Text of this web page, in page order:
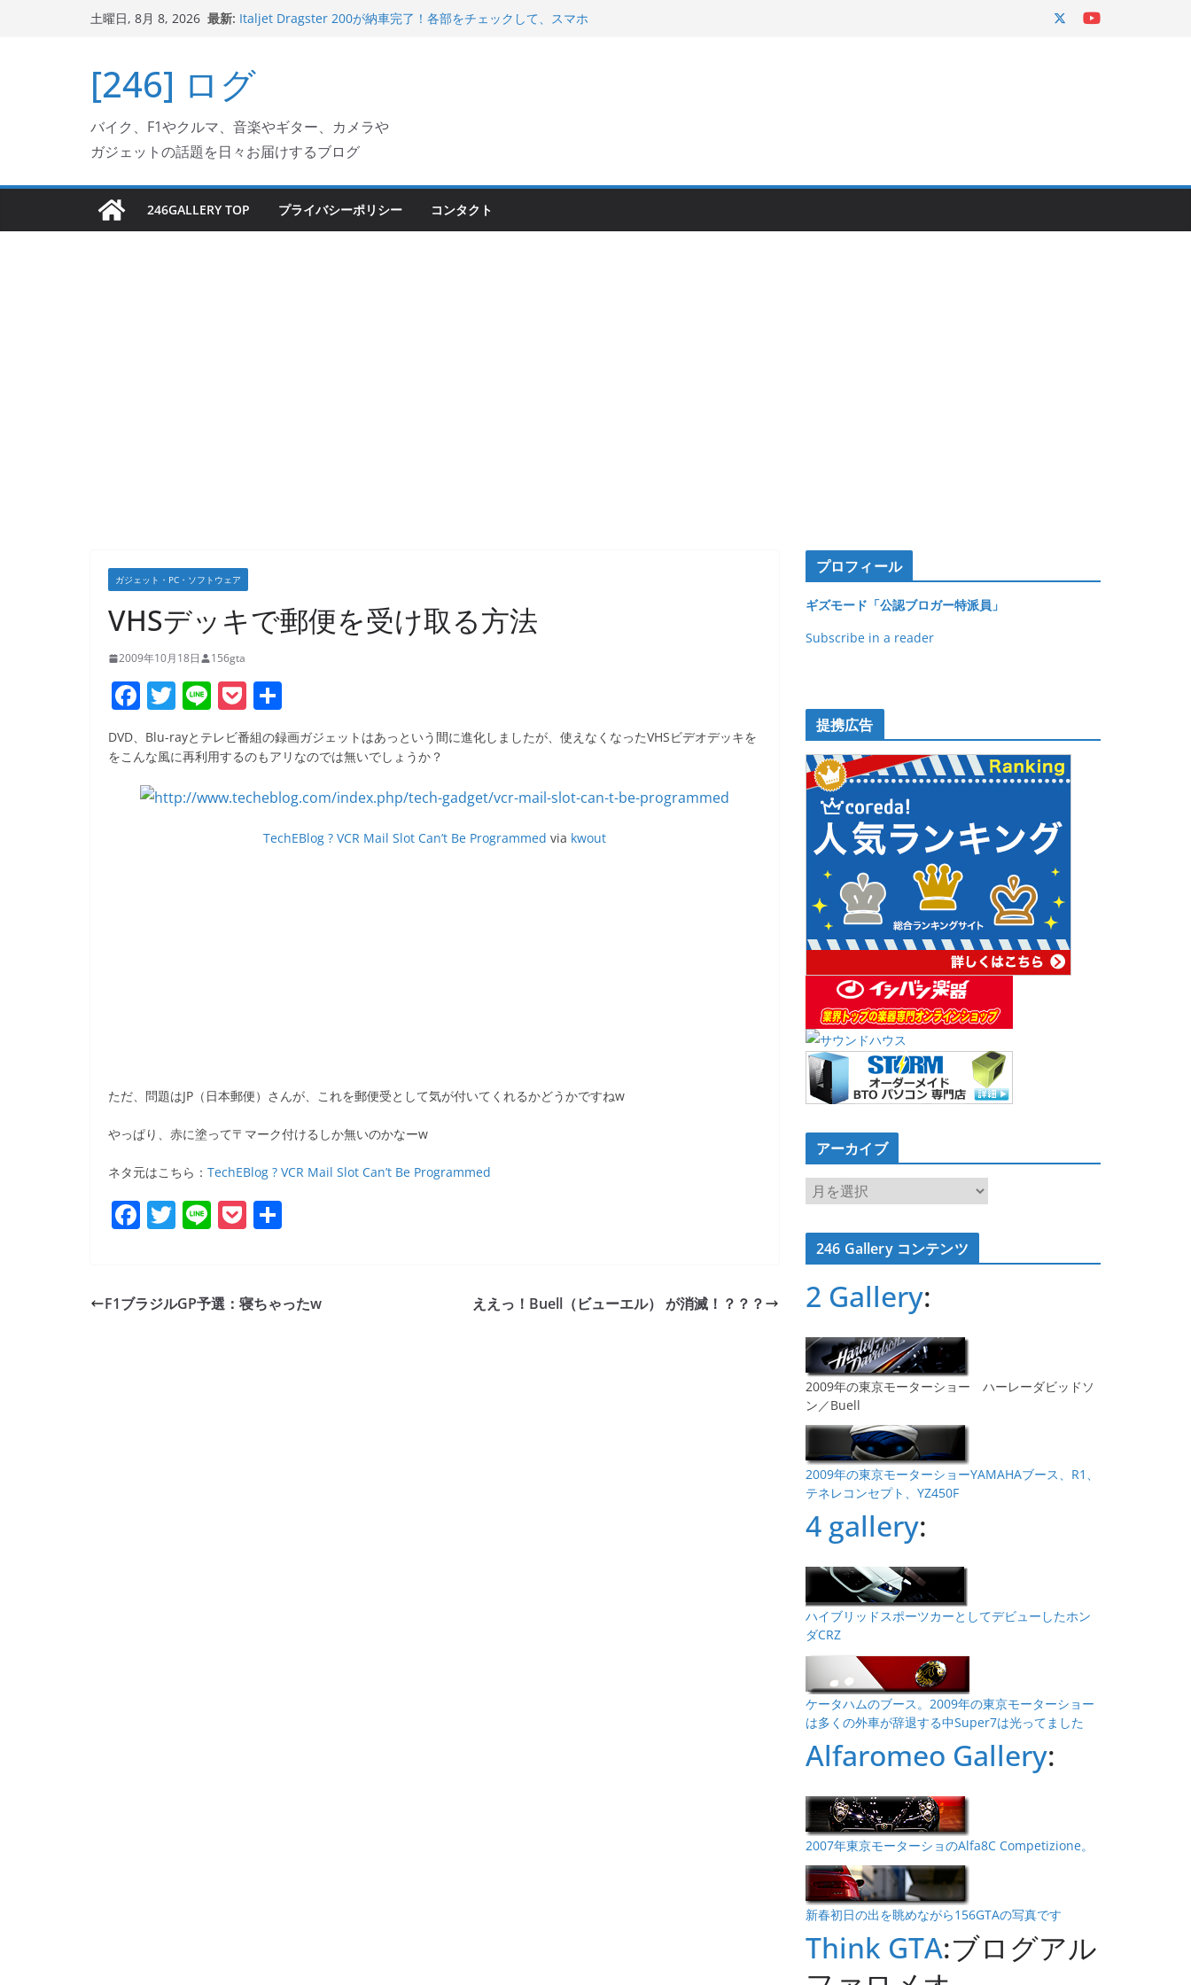
キ
プ
土曜日, 8月 8, 2026 最新: Italjet Dragster 200が納車完了！各部をチェックして、スマホ
Ken Block 逝去
岩手県奥州市へのふるさと納税で KGR HARMONY 南部鉄器エ
Italjet Dragster 200のフロントISSサスの動きが判ったらコーナ
リングが楽しくなった
[246] ログ
バイク、F1やクルマ、音楽やギター、カメラや
ガジェットの話題を日々お届けするブログ
246GALLERY TOP プライバシーポリシー コンタクト
ガジェット・PC・ソフトウェア
VHSデッキで郵便を受け取る方法
2009年10月18日 156gta
F
a
c
e
b
T
w
itt
Li
n
e
P
o
ck
有
DVD、Blu-rayとテレビ番組の録画ガジェットはあっという間に進化しましたが、使えなくなったVHSビデオデッキを
をこんな風に再利用するのもアリなのでは無いでしょうか？
TechEBlog ? VCR Mail Slot Can’t Be Programmed via kwout
ただ、問題はJP（日本郵便）さんが、これを郵便受として気が付いてくれるかどうかですねw
やっぱり、赤に塗って〒マーク付けるしか無いのかなーw
ネタ元はこちら： TechEBlog ? VCR Mail Slot Can’t Be Programmed
F
e
T
er
Li P
et
F1ブラジルGP予選：寝ちゃったw ええっ！Buell（ビューエル） が消滅！？？？
プロフィール
ギズモード「公認ブロガー特派員」
Subscribe in a reader
提携広告
アーカイブ
ア
ー
カ
イ246 Gallery コンテンツ
2 Gallery:
2009年の東京モーターショー ハーレーダビッドソ
ン／Buell
2009年の東京モーターショーYAMAHAブース、R1、
テネレコンセプト、YZ450F
4 gallery:
ハイブリッドスポーツカーとしてデビューしたホン
ダCRZ
ケータハムのブース。2009年の東京モーターショー
は多くの外車が辞退する中Super7は光ってました
Alfaromeo Gallery:
2007年東京モーターショのAlfa8C Competizione。
新春初日の出を眺めながら156GTAの写真です
Think GTA:ブログアル